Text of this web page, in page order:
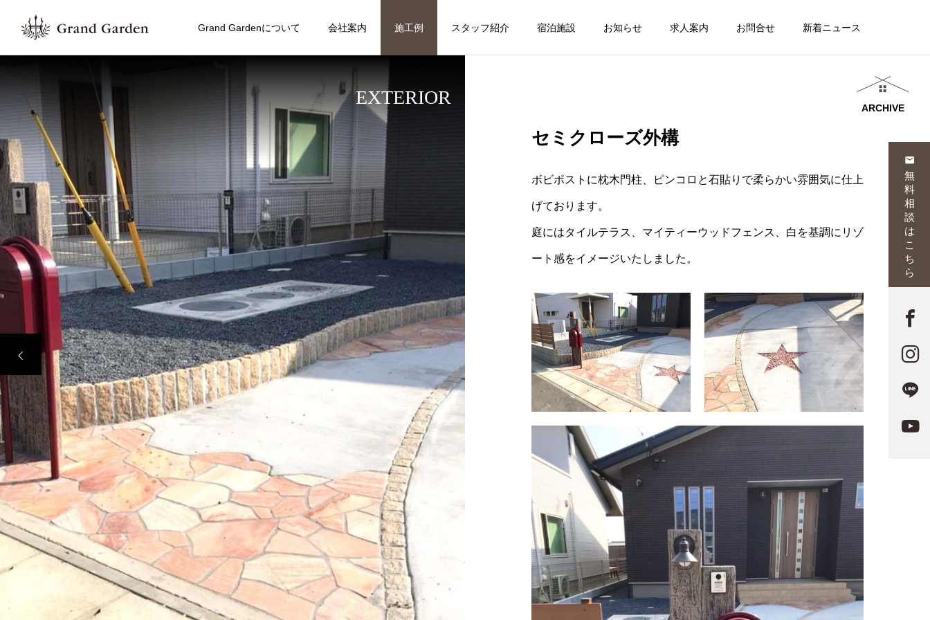
Grand Gardenについて 会社案内 施工例 スタッフ紹介 宿泊施設 お知らせ 求人案内 お問合せ 新着ニュース
email
無
料
相
談
は
こ
ち
ら
EXTERIOR
セミクローズ外構
ボビポストに枕木門柱、ピンコロと石貼りで柔らかい雰囲気に仕上
げております。
庭にはタイルテラス、マイティーウッドフェンス、白を基調にリゾ
ート感をイメージいたしました。
ARCHIVE